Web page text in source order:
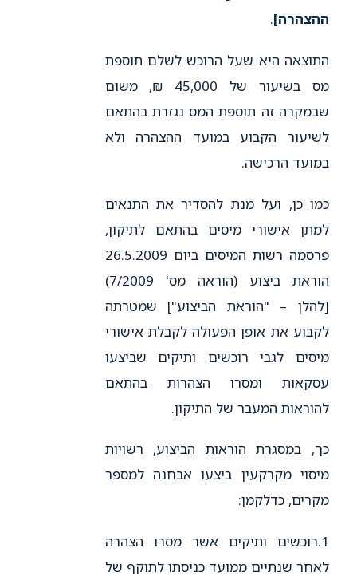
ההצהרה].
התוצאה היא שעל הרוכש לשלם תוספת
מס בשיעור של 45,000 ₪, משום
שבמקרה זה תוספת המס נגזרת בהתאם
לשיעור הקבוע במועד ההצהרה ולא
במועד הרכישה.
כמו כן, ועל מנת להסדיר את התנאים
למתן אישורי מיסים בהתאם לתיקון,
פרסמה רשות המיסים ביום 26.5.2009
הוראת ביצוע (הוראה מס' 7/2009)
[להלן – "הוראת הביצוע"] שמטרתה
לקבוע את אופן הפעולה לקבלת אישורי
מיסים לגבי רוכשים ותיקים שביצעו
עסקאות ומסרו הצהרות בהתאם
להוראות המעבר של התיקון.
כך, במסגרת הוראות הביצוע, רשויות
מיסוי מקרקעין ביצעו אבחנה למספר
מקרים, כדלקמן:
1.רוכשים ותיקים אשר מסרו הצהרה
לאחר שנתיים ממועד כניסתו לתוקף של